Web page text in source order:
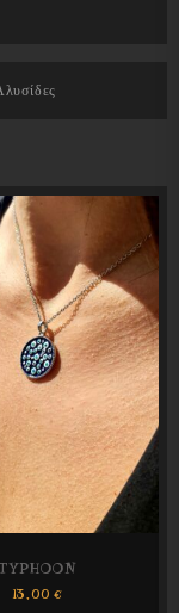
TYPHOON
13,00€